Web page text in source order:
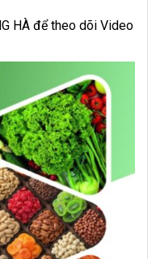
HÀ để theo dõi Video